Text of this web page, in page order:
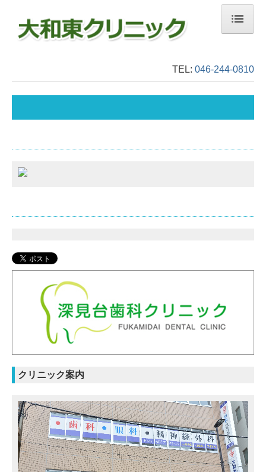
初診の方へ
診療案内
診療時間・アクセス
リンク集
個人情報保護方針
TEL: 046-244-0810
クリニック案内